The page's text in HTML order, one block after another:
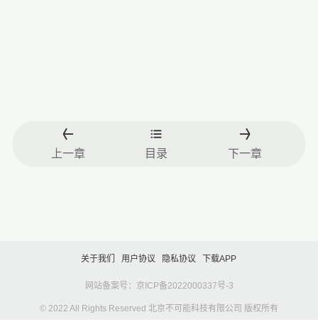
上一章 目录 下一章
关于我们 用户协议 隐私协议 下载APP
网站备案号：京ICP备2022000337号-3
© 2022 All Rights Reserved 北京不可能科技有限公司 版权所有